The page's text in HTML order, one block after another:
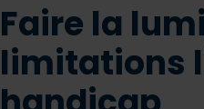
Faire la
limitations